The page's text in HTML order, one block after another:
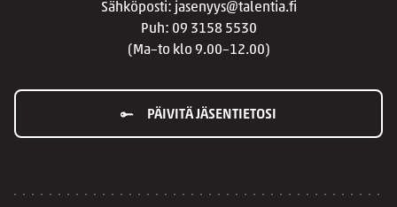
Sähköposti: jasenyys@talentia.fi
Puh: 09 3158 5530
(Ma–to klo 9.00–12.00)
PÄIVITÄ JÄSENTIETOSI